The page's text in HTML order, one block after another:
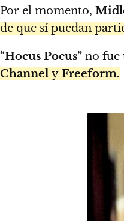
Por el momento,
de que sí puedan
“Hocus Pocus” no fue
Channel y Freeform.